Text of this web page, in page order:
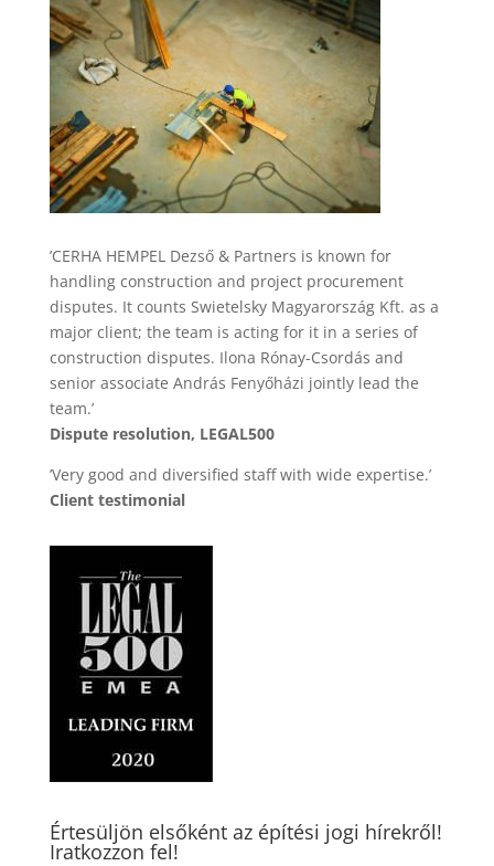
’CERHA HEMPEL Dezső & Partners is known for
handling construction and project procurement
disputes. It counts Swietelsky Magyarország Kft. as a
major client; the team is acting for it in a series of
construction disputes. Ilona Rónay-Csordás and
senior associate András Fenyőházi jointly lead the
team.’
Dispute resolution, LEGAL500
’Very good and diversified staff with wide expertise.’
Client testimonial
Értesüljön elsőként az építési jogi hírekről!
Iratkozzon fel!